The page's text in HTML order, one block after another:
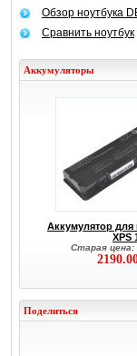
Обзор ноутбука
Сравнить ноутбук
Аккумуляторы
Аккумулятор для
XPS
Старая цена:
Поделиться